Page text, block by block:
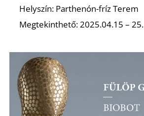
Helyszín: Parthenón-fríz Terem
Megtekinthető: 2025.04.15 – 25.